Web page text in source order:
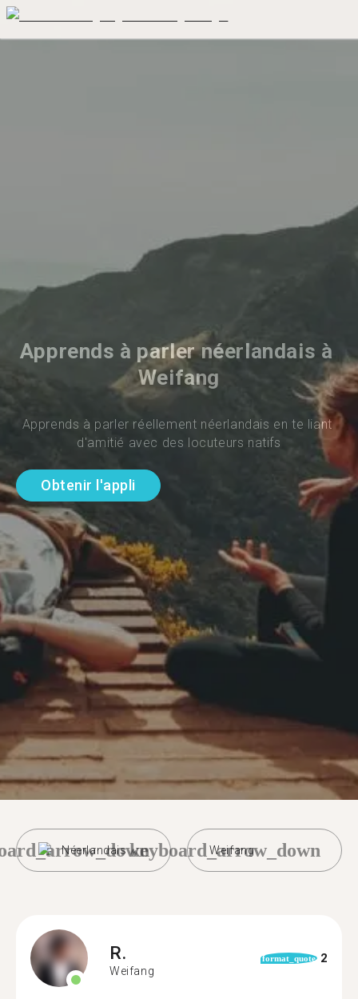
Apprends à parler néerlandais à
Weifang
Apprends à parler réellement néerlandais en te liant
d'amitié avec des locuteurs natifs
Obtenir l'appli
Néerlandais Weifang
keyboard_arrow_down
R.
Weifang
format_quote 2